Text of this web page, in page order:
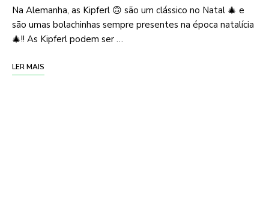
Na Alemanha, as Kipferl 🙃 são um clássico no Natal 🎄 e
são umas bolachinhas sempre presentes na época natalícia
🎄!! As Kipferl podem ser …
LER MAIS